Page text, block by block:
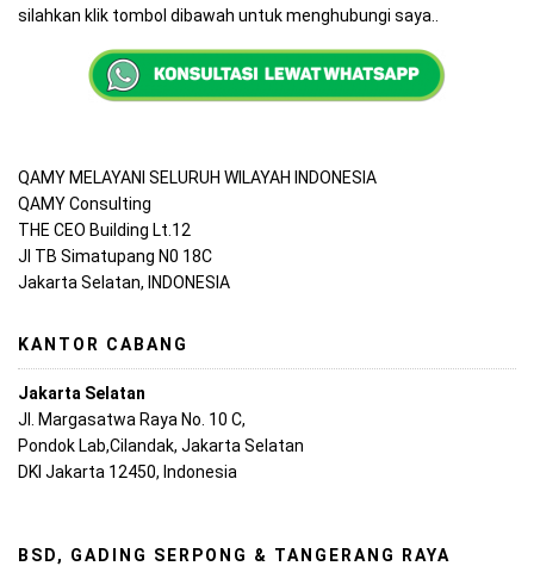
silahkan klik tombol dibawah untuk menghubungi saya..
QAMY MELAYANI SELURUH WILAYAH INDONESIA
QAMY Consulting
THE CEO Building Lt.12
Jl TB Simatupang N0 18C
Jakarta Selatan, INDONESIA
KANTOR CABANG
Jakarta Selatan
Jl. Margasatwa Raya No. 10 C,
Pondok Lab,Cilandak, Jakarta Selatan
DKI Jakarta 12450, Indonesia
BSD, GADING SERPONG & TANGERANG RAYA